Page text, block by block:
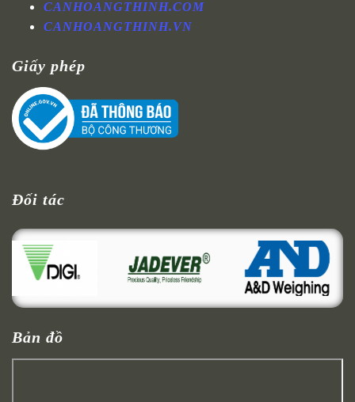
CANHOANGTHINH.COM
CANHOANGTHINH.VN
Giấy phép
Đối tác
Bản đồ